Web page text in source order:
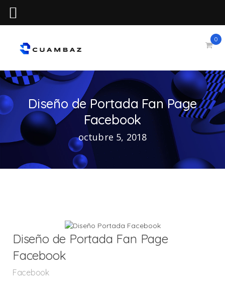
0
Diseño de Portada Fan Page
Facebook
octubre 5, 2018
Diseño de Portada Fan Page
Facebook
Facebook